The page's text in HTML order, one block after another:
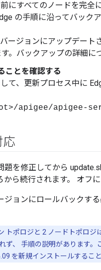
にすべてのノードを完全
の手順に沿ってバック
ージョンにアップデー
。バックアップの詳細に
ことを確認する
て、更新プロセス中に
apigee/apigee-
応
題を修正してから
ら続行されます。 オフに
ョンにロールバックする
トポロジと 2 ノードトポロ
ず、 手順の説明があります
を新規インストールすること